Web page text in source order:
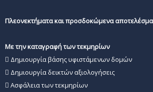
Πλεονεκτήματα και προσδοκώμενα
Με την καταγραφή των τεκμηρίων
 Δημιουργία βάσης υφιστάμενων δομών
 Δημιουργία δεικτών αξιολογήσεις
 Ασφάλεια των τεκμηρίων